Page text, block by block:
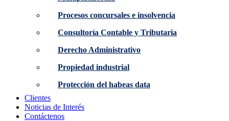
Procesos concursales e insolvencia
Consultoría Contable y Tributaria
Derecho Administrativo
Propiedad industrial
Protección del habeas data
Clientes
Noticias de Interés
Contáctenos